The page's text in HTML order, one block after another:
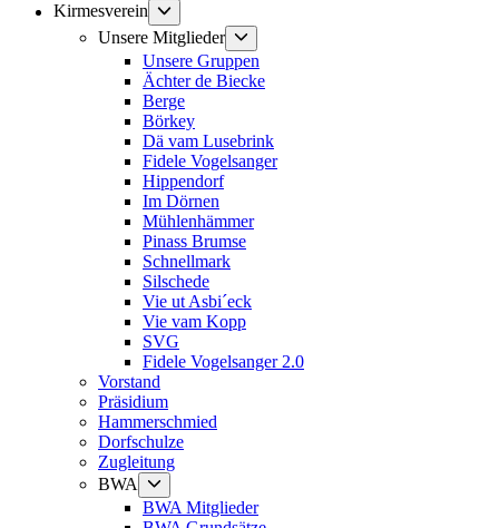
Kirmesverein
Untermenü
anzeigen
Unsere Mitglieder
anzeigen
Unsere Gruppen
Ächter de Biecke
Berge
Börkey
Dä vam Lusebrink
Fidele Vogelsanger
Hippendorf
Im Dörnen
Mühlenhämmer
Pinass Brumse
Schnellmark
Silschede
Vie ut Asbi´eck
Vie vam Kopp
SVG
Fidele Vogelsanger 2.0
Vorstand
Präsidium
Hammerschmied
Dorfschulze
Zugleitung
BWA
anzeigen
BWA Mitglieder